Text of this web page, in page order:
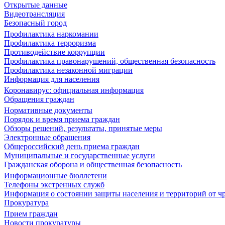
Открытые данные
Видеотрансляция
Безопасный город
Профилактика наркомании
Профилактика терроризма
Противодействие коррупции
Профилактика правонарушений, общественная безопасность
Профилактика незаконной миграции
Информация для населения
Коронавирус: официальная информация
Обращения граждан
Нормативные документы
Порядок и время приема граждан
Обзоры решений, результаты, принятые меры
Электронные обращения
Общероссийский день приема граждан
Муниципальные и государственные услуги
Гражданская оборона и общественная безопасность
Информационные бюллетени
Телефоны экстренных служб
Информация о состоянии защиты населения и территорий от
Прокуратура
Прием граждан
Новости прокуратуры